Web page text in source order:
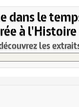
dans le
à l'Histoire
les